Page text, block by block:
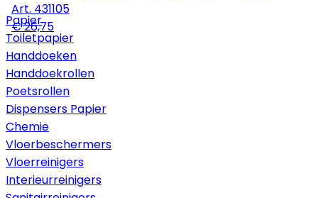
Papier
Toiletpapier
Handdoeken
Handdoekrollen
Poetsrollen
Dispensers Papier
Chemie
Vloerbeschermers
Vloerreinigers
Interieurreinigers
Art. 431105
€ 26,75